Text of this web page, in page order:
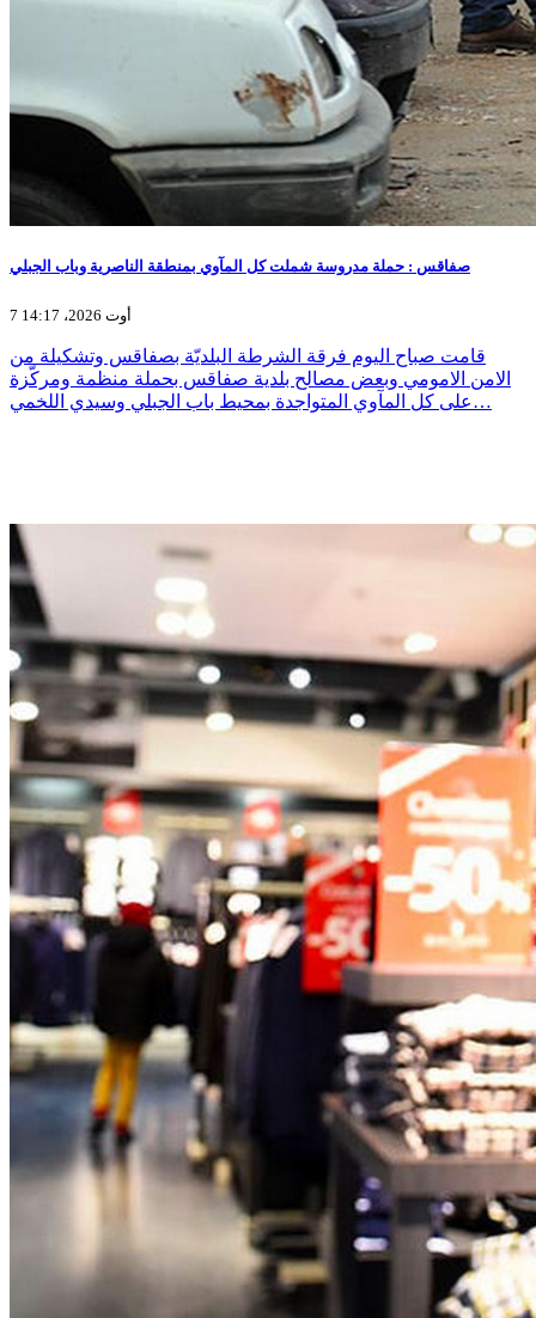
صفاقس : حملة مدروسة شملت كل المآوي بمنطقة الناصرية وباب الجبلي
7 أوت 2026، 14:17
قامت صباح اليوم فرقة الشرطة البلديّة بصفاقس وتشكيلة من
الامن الامومي وبعض مصالح بلدية صفاقس بحملة منظمة ومركّزة
على كل المآوي المتواجدة بمحيط باب الجبلي وسيدي اللخمي…